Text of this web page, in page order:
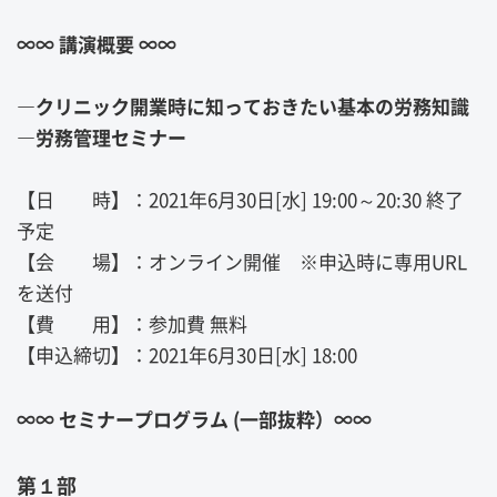
∞∞ 講演概要 ∞∞
―クリニック開業時に知っておきたい基本の労務知識
―労務管理セミナー
【日 時】：2021年6月30日[水] 19:00～20:30 終了
予定
【会 場】：オンライン開催 ※申込時に専用URL
を送付
【費 用】：参加費 無料
【申込締切】：2021年6月30日[水] 18:00
∞∞ セミナープログラム (一部抜粋）∞∞
第１部